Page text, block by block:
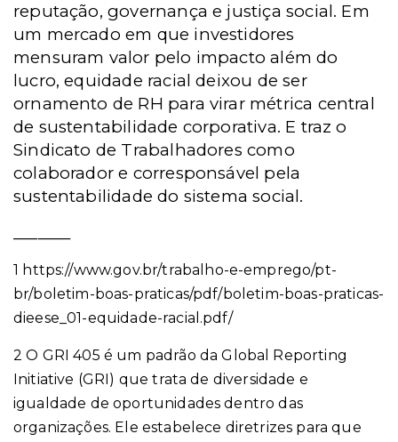
reputação, governança e justiça social. Em
um mercado em que investidores
mensuram valor pelo impacto além do
lucro, equidade racial deixou de ser
ornamento de RH para virar métrica central
de sustentabilidade corporativa. E traz o
Sindicato de Trabalhadores como
colaborador e corresponsável pela
sustentabilidade do sistema social.
1 https://www.gov.br/trabalho-e-emprego/pt-
br/boletim-boas-praticas/pdf/boletim-boas-praticas-
dieese_01-equidade-racial.pdf/
2 O GRI 405 é um padrão da Global Reporting
Initiative (GRI) que trata de diversidade e
igualdade de oportunidades dentro das
organizações. Ele estabelece diretrizes para que